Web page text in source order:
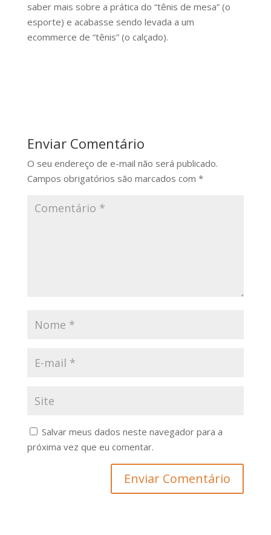
saber mais sobre a prática do “tênis de mesa” (o
esporte) e acabasse sendo levada a um
ecommerce de “tênis” (o calçado).
Enviar Comentário
O seu endereço de e-mail não será publicado.
Campos obrigatórios são marcados com *
Salvar meus dados neste navegador para a
próxima vez que eu comentar.